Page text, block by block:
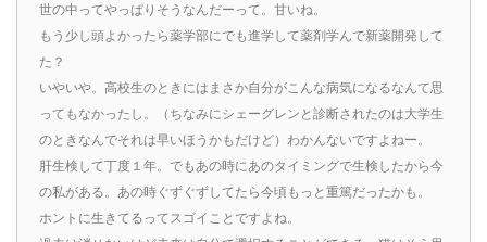
世の中ってやっぱりそうなんだーって。甘いね。
もう少し頭よかったら薬学部にでも進学して薬剤学んで新薬開発して
た？
いやいや。高校生のときにはまさか自分がこんな病気になるなんて思
ってもなかったし。（ちなみにシェーグレンと診断されたのは大学生
のときなんでそれは早いほうかもだけど）わかんないですよねー。
肝生検して丁度１年。でもあの時にあのタイミングで生検したから今
の私がある。あの時ぐずぐずしてたら今頃もっと重篤だったかも。
ホントに生きてるってスゴイことですよね。